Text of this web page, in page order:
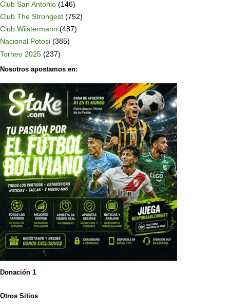
Club San Antonio (146)
Club The Strongest (752)
Club Wilstermann (487)
Nacional Potosi (385)
Torneo 2025 (237)
Nosotros apostamos en:
Donación 1
Otros Sitios